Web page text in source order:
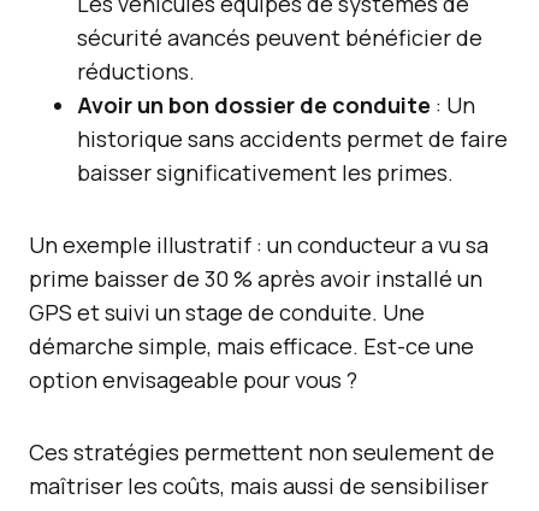
sécurité avancés peuvent bénéficier de
réductions.
Avoir un bon dossier de conduite : Un
historique sans accidents permet de faire
baisser significativement les primes.
Un exemple illustratif : un conducteur a vu sa
prime baisser de 30 % après avoir installé un
GPS et suivi un stage de conduite. Une
démarche simple, mais efficace. Est-ce une
option envisageable pour vous ?
Ces stratégies permettent non seulement de
maîtriser les coûts, mais aussi de sensibiliser